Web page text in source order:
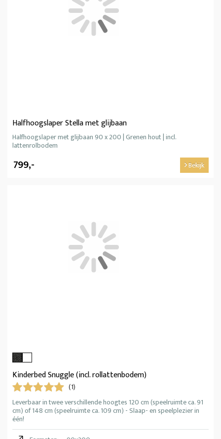
Halfhoogslaper Stella met glijbaan
Halfhoogslaper met glijbaan 90 x 200 | Grenen hout | incl.
lattenrolbodem
799,- Bekijk
Kinderbed Snuggle (incl. rollattenbodem)
(1)
Leverbaar in twee verschillende hoogtes 120 cm (speelruimte ca. 91
cm) of 148 cm (speelruimte ca. 109 cm) - Slaap- en speelplezier in
één!